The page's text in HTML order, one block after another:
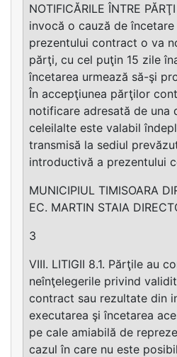
NOTIFICĂRILE ÎNTRE
invocă o cauză de
prezentului contract o va
părţi, cu cel puţin 15 zile
încetarea urmează să-şi
În accepţiunea părţilor
notificare adresată de una
celeilalte este valabil
transmisă la sediul
introductivă a prezentului
MUNICIPIUL TIMISOARA
EC. MARTIN STAIA
3
VIII. LITIGII 8.1. Părţile au
neînţelegerile privind
contract sau rezultate din
executarea şi încetarea
pe cale amiabilă de
cazul în care nu este